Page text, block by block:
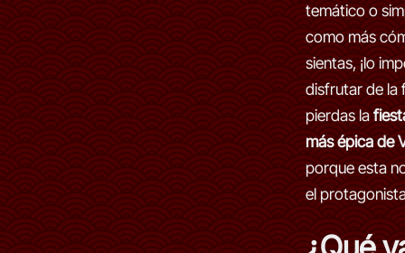
temático o
como más
sientas, ¡lo
disfrutar de la
pierdas la
más épica de
porque esta
el